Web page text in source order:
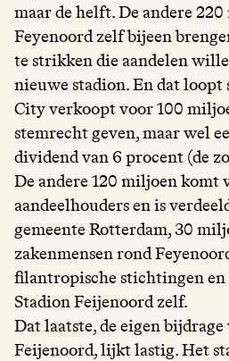
maar de helft. De andere
Feyenoord zelf bijeen
te strikken die aandelen
nieuwe stadion. En dat loopt
City verkoopt voor 100
stemrecht geven, maar wel
dividend van 6 procent (de
De andere 120 miljoen komt
aandeelhouders en is
gemeente Rotterdam, 30
zakenmensen rond
filantropische stichtingen
Stadion Feijenoord zelf.
Dat laatste, de eigen
Feijenoord, lijkt lastig. Het